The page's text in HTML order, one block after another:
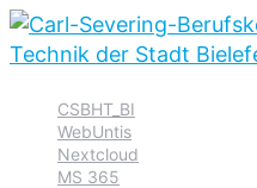
Hauptnavigation
springen
Inhalt
springen
Footer
springen
CSBHT_BI
WebUntis
Nextcloud
MS 365